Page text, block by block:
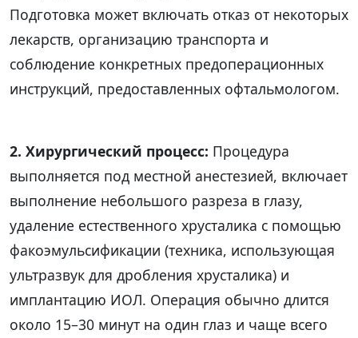
Подготовка может включать отказ от некоторых
лекарств, организацию транспорта и
соблюдение конкретных предоперационных
инструкций, предоставленных офтальмологом.
2. Хирургический процесс: Процедура
выполняется под местной анестезией, включает
выполнение небольшого разреза в глазу,
удаление естественного хрусталика с помощью
факоэмульсификации (техника, использующая
ультразвук для дробления хрусталика) и
имплантацию ИОЛ. Операция обычно длится
около 15–30 минут на один глаз и чаще всего